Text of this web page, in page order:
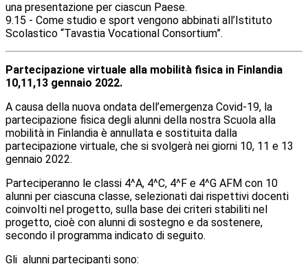
una presentazione per ciascun Paese.
9.15 - Come studio e sport vengono abbinati all’Istituto
Scolastico “Tavastia Vocational Consortium”.
Partecipazione virtuale alla mobilità fisica in Finlandia
10,11,13 gennaio 2022.
A causa della nuova ondata dell’emergenza Covid-19, la
partecipazione fisica degli alunni della nostra Scuola alla
mobilità in Finlandia è annullata e sostituita dalla
partecipazione virtuale, che si svolgerà nei giorni 10, 11 e 13
gennaio 2022.
Parteciperanno le classi 4^A, 4^C, 4^F e 4^G AFM con 10
alunni per ciascuna classe, selezionati dai rispettivi docenti
coinvolti nel progetto, sulla base dei criteri stabiliti nel
progetto, cioè con alunni di sostegno e da sostenere,
secondo il programma indicato di seguito.
Gli alunni partecipanti sono: